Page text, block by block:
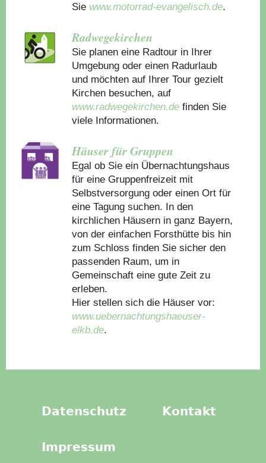
Sie www.motorrad-evangelisch.de.
Radwegekirchen
Sie planen eine Radtour in Ihrer
Umgebung oder einen Radurlaub
und möchten auf Ihrer Tour gezielt
Kirchen besuchen, auf
www.radwegekirchen.de finden Sie
viele Informationen.
Häuser für Gruppen
Egal ob Sie ein Übernachtungshaus
für eine Gruppenfreizeit mit
Selbstversorgung oder einen Ort für
eine Tagung suchen. In den
kirchlichen Häusern in ganz Bayern,
von der einfachen Forsthütte bis hin
zum Schloss finden Sie sicher den
passenden Raum, um in
Gemeinschaft eine gute Zeit zu
erleben.
Hier stellen sich die Häuser vor:
www.uebernachtungshaeuser-
elkb.de.
Datenschutz Kontakt
Impressum